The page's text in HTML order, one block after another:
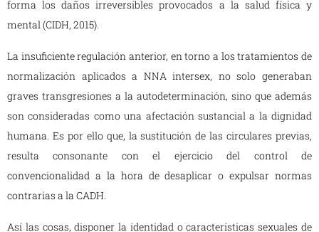
forma los daños irreversibles provocados a la salud física y
mental (CIDH, 2015).
La insuficiente regulación anterior, en torno a los tratamientos de
normalización aplicados a NNA intersex, no solo generaban
graves transgresiones a la autodeterminación, sino que además
son consideradas como una afectación sustancial a la dignidad
humana. Es por ello que, la sustitución de las circulares previas,
resulta consonante con el ejercicio del control de
convencionalidad a la hora de desaplicar o expulsar normas
contrarias a la CADH.
Así las cosas, disponer la identidad o características sexuales de